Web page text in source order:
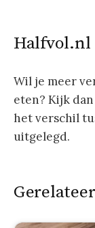
Halfvol.nl
Wil je meer
eten? Kijk
het verschil
uitgelegd.